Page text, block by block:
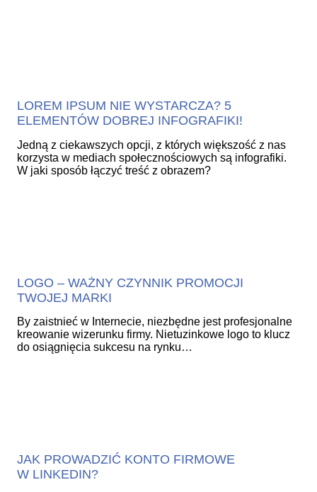
LOREM IPSUM NIE WYSTARCZA? 5
ELEMENTÓW DOBREJ INFOGRAFIKI!
Jedną z ciekawszych opcji, z których większość z nas
korzysta w mediach społecznościowych są infografiki.
W jaki sposób łączyć treść z obrazem?
LOGO – WAŻNY CZYNNIK PROMOCJI
TWOJEJ MARKI
By zaistnieć w Internecie, niezbędne jest profesjonalne
kreowanie wizerunku firmy. Nietuzinkowe logo to klucz
do osiągnięcia sukcesu na rynku…
JAK PROWADZIĆ KONTO FIRMOWE
W LINKEDIN?